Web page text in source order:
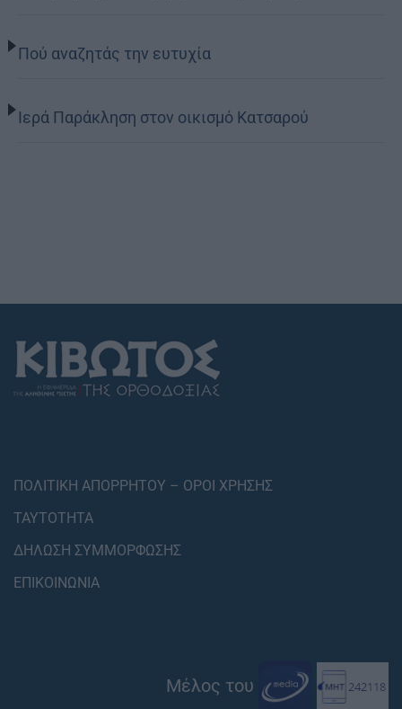
Πού αναζητάς την ευτυχία
Ιερά Παράκληση στον οικισμό Κατσαρού
ΠΟΛΙΤΙΚΗ ΑΠΟΡΡΗΤΟΥ – ΟΡΟΙ ΧΡΗΣΗΣ
ΤΑΥΤΟΤΗΤΑ
ΔΗΛΩΣΗ ΣΥΜΜΟΡΦΩΣΗΣ
ΕΠΙΚΟΙΝΩΝΙΑ
Μέλος του